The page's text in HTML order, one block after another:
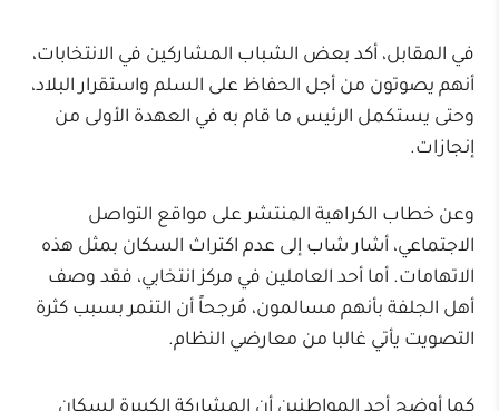
في المقابل، أكد بعض الشباب المشاركين في الانتخابات،
أنهم يصوتون من أجل الحفاظ على السلم واستقرار البلاد،
وحتى يستكمل الرئيس ما قام به في العهدة الأولى من
إنجازات.
وعن خطاب الكراهية المنتشر على مواقع التواصل
الاجتماعي، أشار شاب إلى عدم اكتراث السكان بمثل هذه
الاتهامات. أما أحد العاملين في مركز انتخابي، فقد وصف
أهل الجلفة بأنهم مسالمون، مُرجحاً أن التنمر بسبب كثرة
التصويت يأتي غالبا من معارضي النظام.